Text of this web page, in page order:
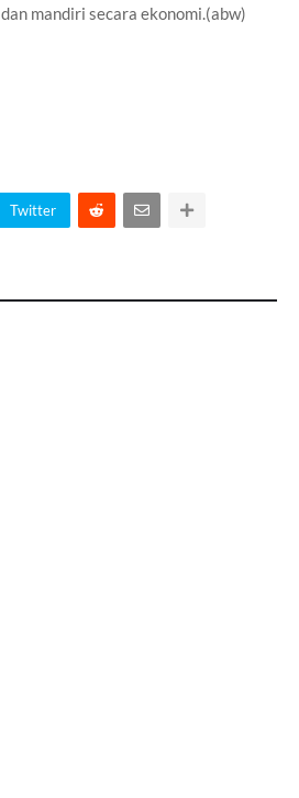
mandiri secara ekonomi.(abw)
Twitter